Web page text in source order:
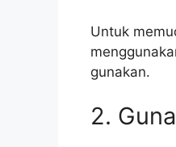
Untuk
gunakan.
2.